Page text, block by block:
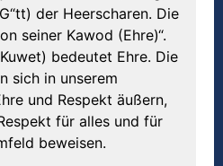
der Heerscharen. Die
seiner Kawod (Ehre)“.
bedeutet Ehre. Die
sich in unserem
und Respekt äußern,
für alles und für
beweisen.